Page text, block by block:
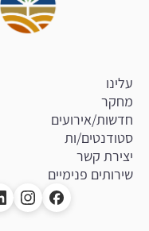
עלינו
מחקר
חדשות/אירועים
סטודנטים/ות
יצירת קשר
שירותים פנימיים